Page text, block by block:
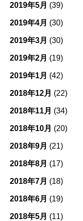
2019年5月 (39)
2019年4月 (30)
2019年3月 (30)
2019年2月 (19)
2019年1月 (42)
2018年12月 (22)
2018年11月 (34)
2018年10月 (20)
2018年9月 (21)
2018年8月 (17)
2018年7月 (18)
2018年6月 (19)
2018年5月 (11)